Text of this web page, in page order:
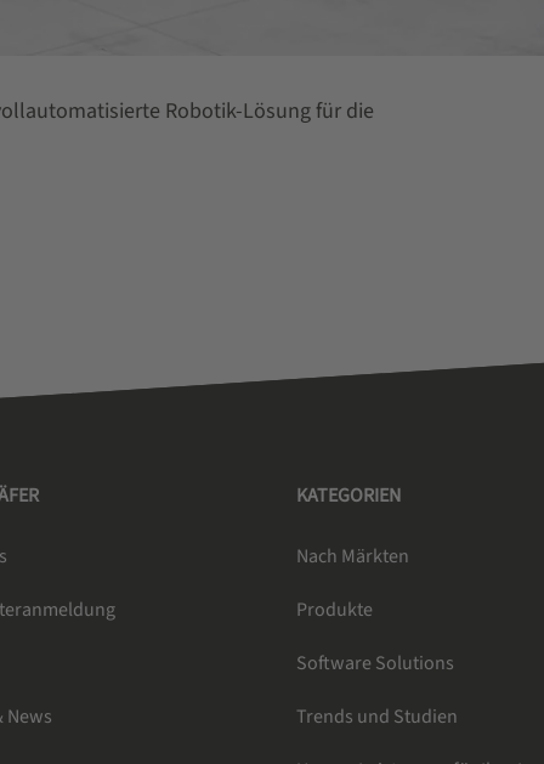
Robotik-Lösung für die
News
KATEGORIEN
Nach Märkten
Produkte
Software Solutions
Trends und Studien